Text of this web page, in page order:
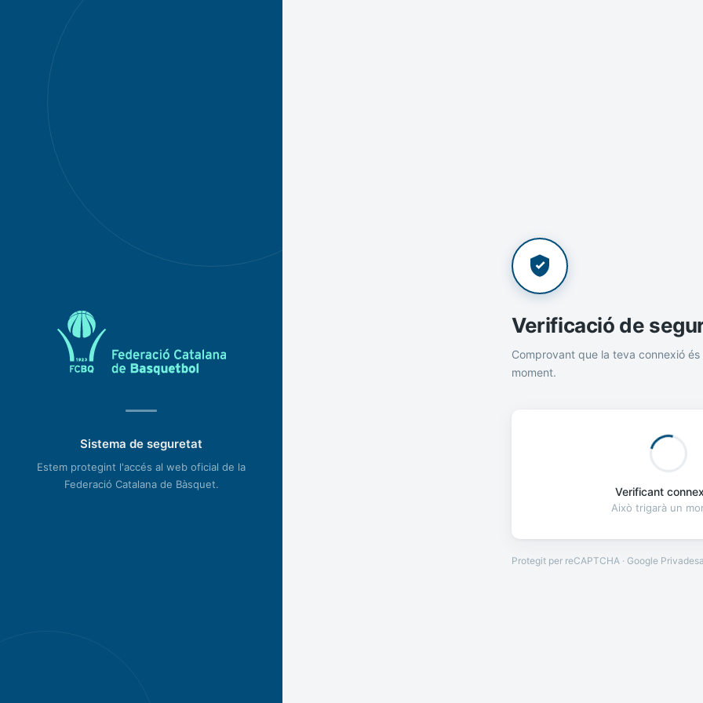
Sistema de seguretat
Estem protegint l'accés al web oficial de la
Federació Catalana de Bàsquet.
Verificació de
Comprovant que la teva connexió és
moment.
Verificant
Això trigarà un
Protegit per reCAPTCHA · Google Privadesa